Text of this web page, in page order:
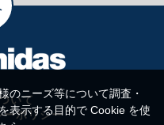
いて
ーポリシー
のニーズ等について調査・
表示する目的で Cookie を使